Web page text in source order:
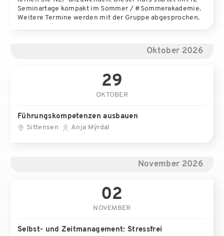
Seminartage kompakt im Sommer / #Sommerakademie.
Weitere Termine werden mit der Gruppe abgesprochen.
Oktober 2026
29
OKTOBER
Führungskompetenzen ausbauen
Sittensen Anja Mýrdal
November 2026
02
NOVEMBER
Selbst- und Zeitmanagement: Stressfrei